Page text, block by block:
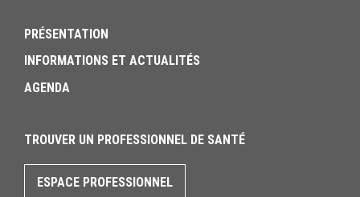
PRÉSENTATION
INFORMATIONS ET ACTUALITÉS
AGENDA
TROUVER UN PROFESSIONNEL DE SANTÉ
ESPACE PROFESSIONNEL